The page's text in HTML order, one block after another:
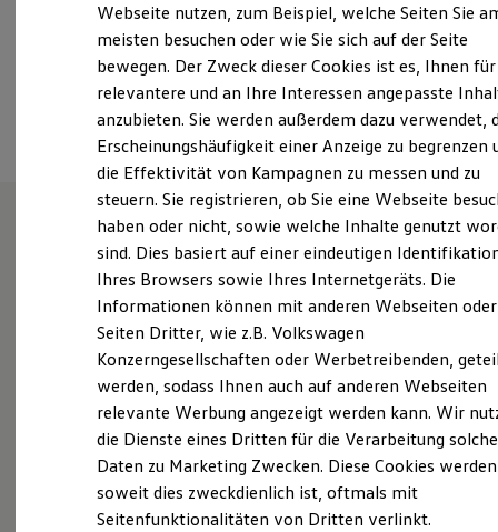
Laden
Laden unterwegs
Laden Zuhause
Ladestationen finden
Ladezeitensimulator
Batterie
Sicherheit
Garantie und Lebensdauer
Nachhaltigkeit
Technologie
Kosten und Kauf
Verbrauchskosten
Kaufoptionen
E-Auto-Förderung
Software und Konnektivität
ID. Software Versionen und Updates
Digitale Extras
Schnittstellen zu Ihrem ID.
Hybridautos
Marke und Erlebnis
Volkswagen R und R Experience
R-Modelle
Driving Experience
Volkswagen entdecken
Ansprechpartner
Wie können wir
Ihnen weiterhelfen?
Probefahrt vereinbaren
Webseite nutzen, zum Beispiel, welche Seiten Sie
meisten besuchen oder wie Sie sich auf der Seite
bewegen. Der Zweck dieser Cookies ist es, Ihnen für
relevantere und an Ihre Interessen angepasste
anzubieten. Sie werden außerdem dazu verwendet,
Erscheinungshäufigkeit einer Anzeige zu begrenzen
die Effektivität von Kampagnen zu messen und zu
steuern. Sie registrieren, ob Sie eine Webseite
haben oder nicht, sowie welche Inhalte genutzt
sind. Dies basiert auf einer eindeutigen
Ihres Browsers sowie Ihres Internetgeräts. Die
Informationen können mit anderen Webseiten oder
Seiten Dritter, wie z.B. Volkswagen
Konzerngesellschaften oder Werbetreibenden,
werden, sodass Ihnen auch auf anderen Webseiten
relevante Werbung angezeigt werden kann. Wir
die Dienste eines Dritten für die Verarbeitung
Daten zu Marketing Zwecken. Diese Cookies
soweit dies zweckdienlich ist, oftmals mit
Seitenfunktionalitäten von Dritten verlinkt.